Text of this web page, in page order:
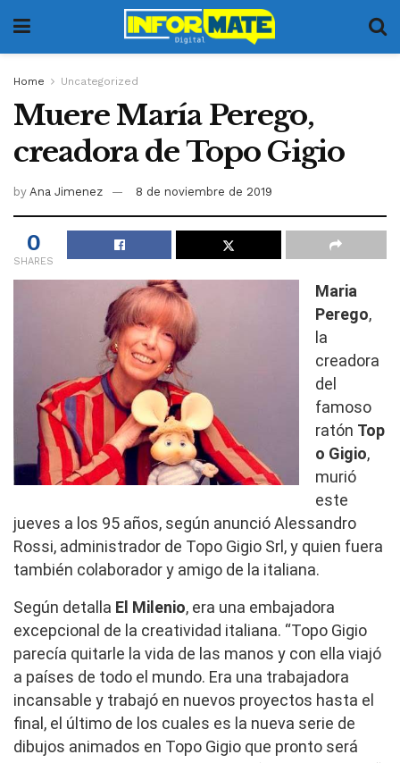
Home Uncategorized
Muere María Perego,
creadora de Topo Gigio
by Ana Jimenez 8 de noviembre de 2019
0
SHARES
Maria
Perego,
la
creadora
del
famoso
ratón Top
o Gigio,
murió
este
jueves a los 95 años, según anunció Alessandro
Rossi, administrador de Topo Gigio Srl, y quien fuera
también colaborador y amigo de la italiana.
Según detalla El Milenio, era una embajadora
excepcional de la creatividad italiana. “Topo Gigio
parecía quitarle la vida de las manos y con ella viajó
a países de todo el mundo. Era una trabajadora
incansable y trabajó en nuevos proyectos hasta el
final, el último de los cuales es la nueva serie de
dibujos animados en Topo Gigio que pronto será